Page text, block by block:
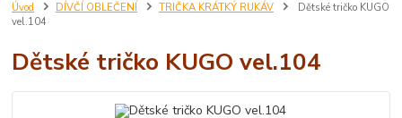
Úvod DÍVČÍ OBLEČENÍ TRIČKA KRÁTKÝ RUKÁV
Dětské tričko KUGO
vel.104
Dětské tričko KUGO vel.104